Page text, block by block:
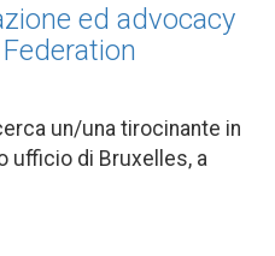
ed advocacy
un/una tirocinante in
ufficio di Bruxelles, a